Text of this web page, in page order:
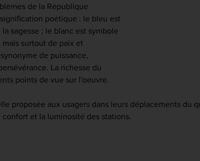
de la République
poétique : le bleu est
sagesse ; le blanc est symbole
surtout de paix et
de puissance,
La richesse du
points de vue sur l'oeuvre.
proposée aux usagers dans leurs déplacements du
et la luminosité des stations.